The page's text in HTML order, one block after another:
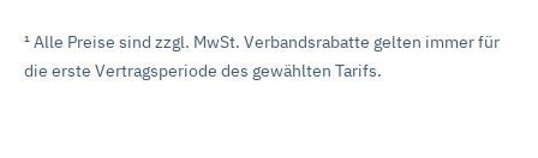
¹ Alle Preise sind zzgl. MwSt. Verbandsrabatte gelten immer für
die erste Vertragsperiode des gewählten Tarifs.